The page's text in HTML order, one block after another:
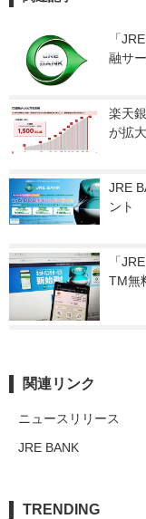
「
融サ
楽天
が拡大
JRE
ント
「
TM無
関連リンク
ニュースリリース
JRE BANK
TRENDING